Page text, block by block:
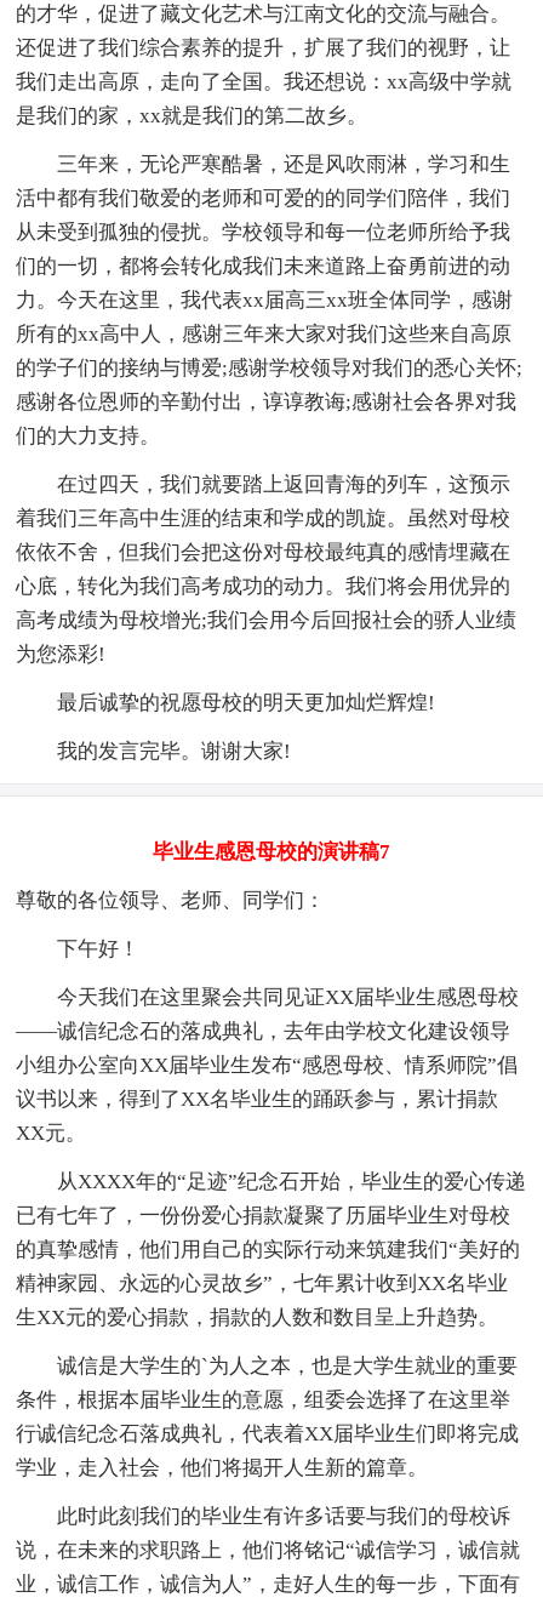
的才华，促进了藏文化艺术与江南文化的交流与融合。
还促进了我们综合素养的提升，扩展了我们的视野，让
我们走出高原，走向了全国。我还想说：xx高级中学就
是我们的家，xx就是我们的第二故乡。
三年来，无论严寒酷暑，还是风吹雨淋，学习和生
活中都有我们敬爱的老师和可爱的的同学们陪伴，我们
从未受到孤独的侵扰。学校领导和每一位老师所给予我
们的一切，都将会转化成我们未来道路上奋勇前进的动
力。今天在这里，我代表xx届高三xx班全体同学，感谢
所有的xx高中人，感谢三年来大家对我们这些来自高原
的学子们的接纳与博爱;感谢学校领导对我们的悉心关怀;
感谢各位恩师的辛勤付出，谆谆教诲;感谢社会各界对我
们的大力支持。
在过四天，我们就要踏上返回青海的列车，这预示
着我们三年高中生涯的结束和学成的凯旋。虽然对母校
依依不舍，但我们会把这份对母校最纯真的感情埋藏在
心底，转化为我们高考成功的动力。我们将会用优异的
高考成绩为母校增光;我们会用今后回报社会的骄人业绩
为您添彩!
最后诚挚的祝愿母校的明天更加灿烂辉煌!
我的发言完毕。谢谢大家!
毕业生感恩母校的演讲稿7
尊敬的各位领导、老师、同学们：
下午好！
今天我们在这里聚会共同见证XX届毕业生感恩母校
——诚信纪念石的落成典礼，去年由学校文化建设领导
小组办公室向XX届毕业生发布“感恩母校、情系师院”倡
议书以来，得到了XX名毕业生的踊跃参与，累计捐款
XX元。
从XXXX年的“足迹”纪念石开始，毕业生的爱心传递
已有七年了，一份份爱心捐款凝聚了历届毕业生对母校
的真挚感情，他们用自己的实际行动来筑建我们“美好的
精神家园、永远的心灵故乡”，七年累计收到XX名毕业
生XX元的爱心捐款，捐款的人数和数目呈上升趋势。
诚信是大学生的`为人之本，也是大学生就业的重要
条件，根据本届毕业生的意愿，组委会选择了在这里举
行诚信纪念石落成典礼，代表着XX届毕业生们即将完成
学业，走入社会，他们将揭开人生新的篇章。
此时此刻我们的毕业生有许多话要与我们的母校诉
说，在未来的求职路上，他们将铭记“诚信学习，诚信就
业，诚信工作，诚信为人”，走好人生的每一步，下面有